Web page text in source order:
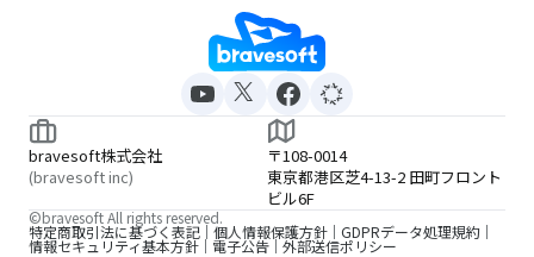
bravesoft株式会社
(bravesoft inc)
〒108-0014
東京都港区芝4-13-2 田町フロント
ビル6F
特定商取引法に基づく表記 個人情報保護方針 GDPRデータ処理規約
情報セキュリティ基本方針 電子公告 外部送信ポリシー
©bravesoft All rights reserved.